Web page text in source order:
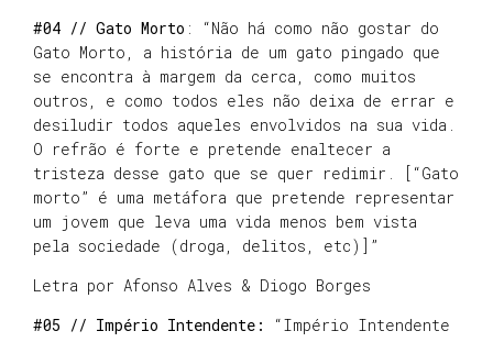
#04 // Gato Morto : “Não há como não gostar do
Gato Morto, a história de um gato pingado que
se encontra à margem da cerca, como muitos
outros, e como todos eles não deixa de errar e
desiludir todos aqueles envolvidos na sua vida.
O refrão é forte e pretende enaltecer a
tristeza desse gato que se quer redimir. [“Gato
morto” é uma metáfora que pretende representar
um jovem que leva uma vida menos bem vista
pela sociedade (droga, delitos, etc)]”
Letra por Afonso Alves & Diogo Borges
#05 // Império Intendente:
“Império Intendente